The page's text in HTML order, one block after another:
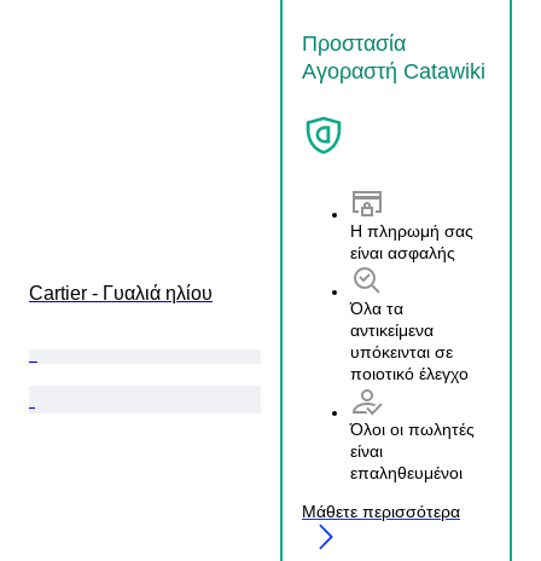
Προστασία
Αγοραστή Catawiki
Η πληρωμή σας
είναι ασφαλής
Όλα τα
αντικείμενα
υπόκεινται σε
ποιοτικό έλεγχο
Όλοι οι πωλητές
είναι
επαληθευμένοι
Μάθετε περισσότερα
Cartier - Γυαλιά ηλίου